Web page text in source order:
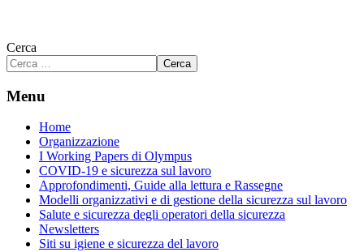
Cerca
Cerca
Menu
Home
Organizzazione
I Working Papers di Olympus
COVID-19 e sicurezza sul lavoro
Approfondimenti, Guide alla lettura e Rassegne
Modelli organizzativi e di gestione della sicurezza sul lavoro
Salute e sicurezza degli operatori della sicurezza
Newsletters
Siti su igiene e sicurezza del lavoro